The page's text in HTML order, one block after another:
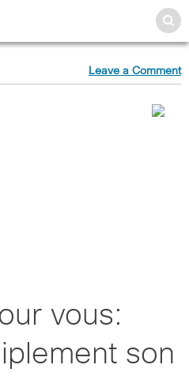
Leave a Comment
vous:
son